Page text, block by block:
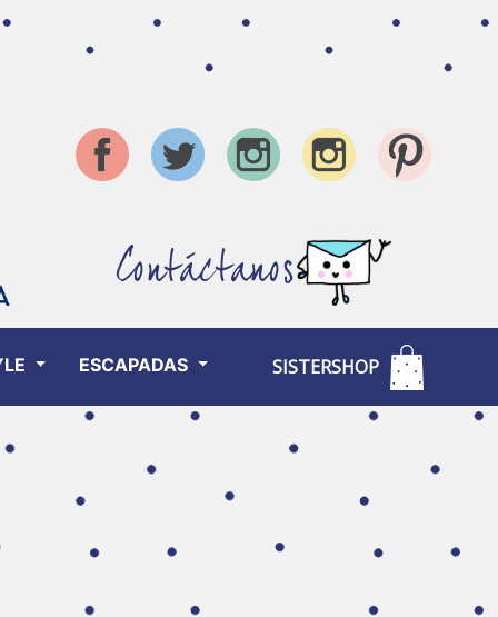
Contáctanos
ESCAPADAS SISTERSHOP